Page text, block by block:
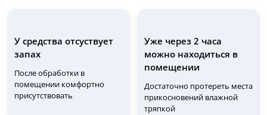
У средства отсуствует
запах
После обработки в
помещении комфортно
присутствовать
Уже через 2 часа
можно находиться в
помещении
Достаточно протереть места
прикосновений влажной
тряпкой